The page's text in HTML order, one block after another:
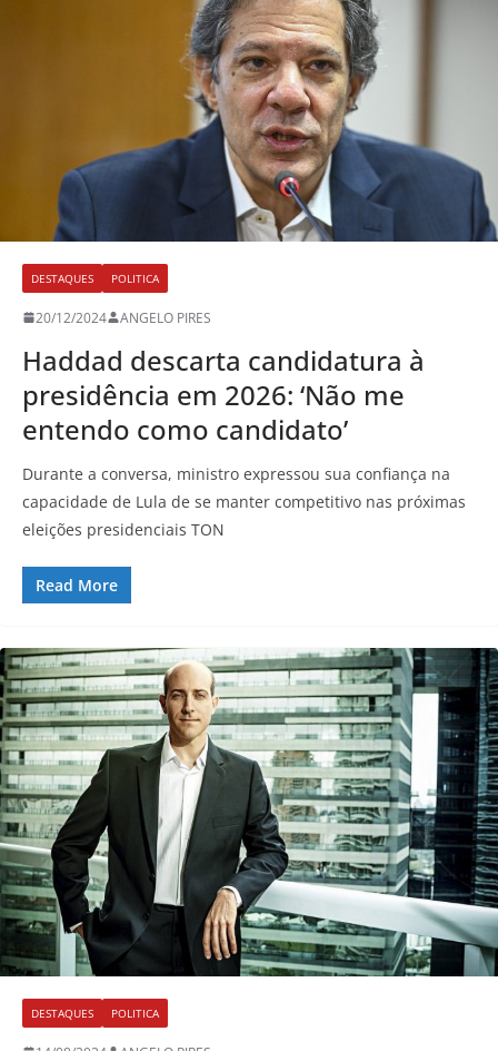
DESTAQUES POLITICA
20/12/2024 ANGELO PIRES
Haddad descarta candidatura à
presidência em 2026: ‘Não me
entendo como candidato’
Durante a conversa, ministro expressou sua confiança na
capacidade de Lula de se manter competitivo nas próximas
eleições presidenciais TON
Read More
DESTAQUES POLITICA